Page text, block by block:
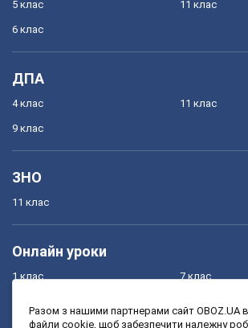
5 клас
6 клас
11 клас
ДПА
4 клас
9 клас
11 клас
ЗНО
11 клас
Онлайн уроки
1 клас 7 клас
Разом з нашими партнерами сайт OBOZ.UA
файли cookie, щоб забезпечити належну